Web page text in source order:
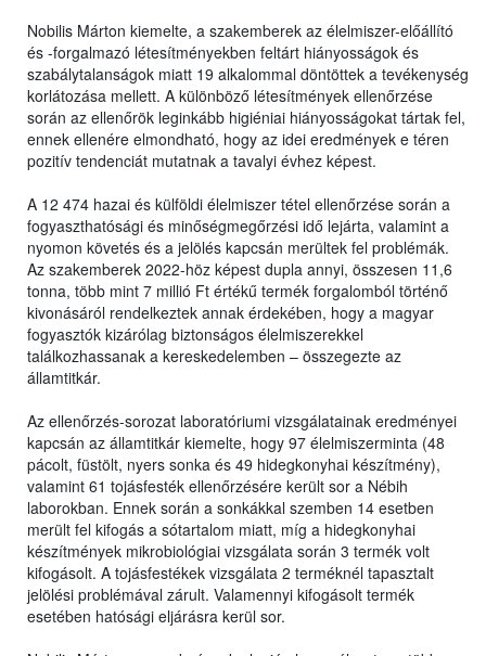
Nobilis Márton kiemelte, a szakemberek az élelmiszer-előállító
és -forgalmazó létesítményekben feltárt hiányosságok és
szabálytalanságok miatt 19 alkalommal döntöttek a tevékenység
korlátozása mellett. A különböző létesítmények ellenőrzése
során az ellenőrök leginkább higiéniai hiányosságokat tártak fel,
ennek ellenére elmondható, hogy az idei eredmények e téren
pozitív tendenciát mutatnak a tavalyi évhez képest.
A 12 474 hazai és külföldi élelmiszer tétel ellenőrzése során a
fogyaszthatósági és minőségmegőrzési idő lejárta, valamint a
nyomon követés és a jelölés kapcsán merültek fel problémák.
Az szakemberek 2022-höz képest dupla annyi, összesen 11,6
tonna, több mint 7 millió Ft értékű termék forgalomból történő
kivonásáról rendelkeztek annak érdekében, hogy a magyar
fogyasztók kizárólag biztonságos élelmiszerekkel
találkozhassanak a kereskedelemben – összegezte az
államtitkár.
Az ellenőrzés-sorozat laboratóriumi vizsgálatainak eredményei
kapcsán az államtitkár kiemelte, hogy 97 élelmiszerminta (48
pácolt, füstölt, nyers sonka és 49 hidegkonyhai készítmény),
valamint 61 tojásfesték ellenőrzésére került sor a Nébih
laborokban. Ennek során a sonkákkal szemben 14 esetben
merült fel kifogás a sótartalom miatt, míg a hidegkonyhai
készítmények mikrobiológiai vizsgálata során 3 termék volt
kifogásolt. A tojásfestékek vizsgálata 2 terméknél tapasztalt
jelölési problémával zárult. Valamennyi kifogásolt termék
esetében hatósági eljárásra kerül sor.